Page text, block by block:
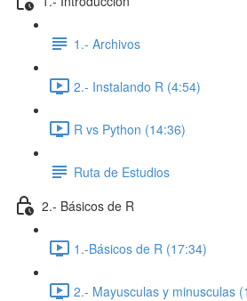
1.- Archivos
2.- Instalando R (4:54)
R vs Python (14:36)
Ruta de Estudios
2.- Básicos de R
1.-Básicos de R (17:34)
2.- Mayusculas y minusculas